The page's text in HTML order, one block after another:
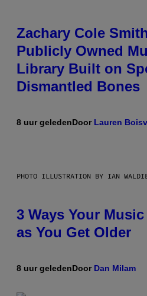
Zachary Cole
Publicly Owned
Library Built on
Dismantled Bones
8 uur geledenDoor Lauren
PHOTO ILLUSTRATION BY IAN
3 Ways Your
as You Get Older
8 uur geledenDoor Dan Milam